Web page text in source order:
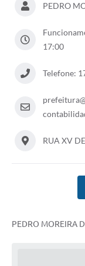
A Nossa Cidade
Fundo Social de
Gestão Atual
Departamentos
Contas Públicas
Editais
PEDRO
17:00
Telefone:
RUA XV
PEDRO MOREIRA